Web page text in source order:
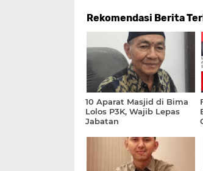
Rekomendasi Berita
10 Aparat Masjid di Bima
Lolos P3K, Wajib Lepas
Jabatan